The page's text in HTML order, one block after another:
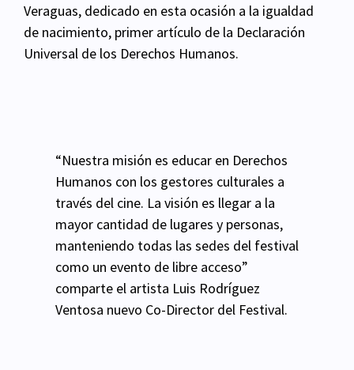
Veraguas, dedicado en esta ocasión a la igualdad
de nacimiento, primer artículo de la Declaración
Universal de los Derechos Humanos.
“Nuestra misión es educar en Derechos
Humanos con los gestores culturales a
través del cine. La visión es llegar a la
mayor cantidad de lugares y personas,
manteniendo todas las sedes del festival
como un evento de libre acceso”
comparte el artista Luis Rodríguez
Ventosa nuevo Co-Director del Festival.